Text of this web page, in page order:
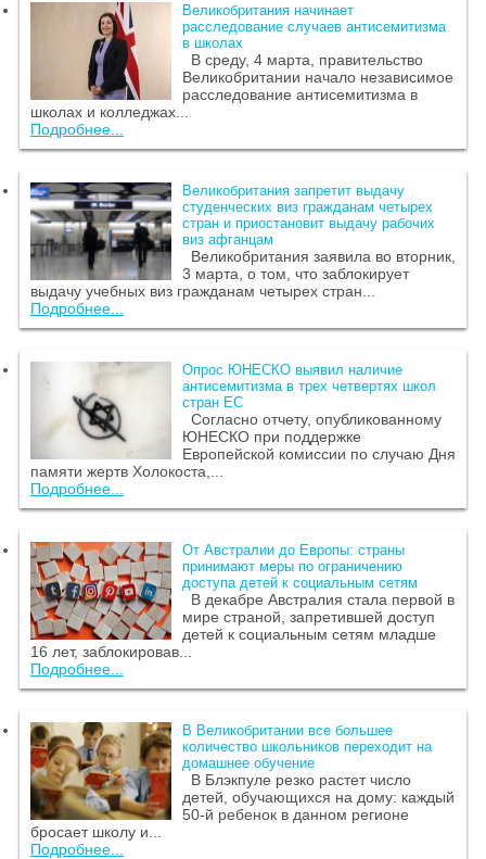
Великобритания начинает
расследование случаев антисемитизма
в школах
В среду, 4 марта, правительство
Великобритании начало независимое
расследование антисемитизма в
школах и колледжах...
Подробнее...
Великобритания запретит выдачу
студенческих виз гражданам четырех
стран и приостановит выдачу рабочих
виз афганцам
Великобритания заявила во вторник,
3 марта, о том, что заблокирует
выдачу учебных виз гражданам четырех стран...
Подробнее...
Опрос ЮНЕСКО выявил наличие
антисемитизма в трех четвертях школ
стран ЕС
Согласно отчету, опубликованному
ЮНЕСКО при поддержке
Европейской комиссии по случаю Дня
памяти жертв Холокоста,...
Подробнее...
От Австралии до Европы: страны
принимают меры по ограничению
доступа детей к социальным сетям
В декабре Австралия стала первой в
мире страной, запретившей доступ
детей к социальным сетям младше
16 лет, заблокировав...
Подробнее...
В Великобритании все большее
количество школьников переходит на
домашнее обучение
В Блэкпуле резко растет число
детей, обучающихся на дому: каждый
50-й ребенок в данном регионе
бросает школу и...
Подробнее...